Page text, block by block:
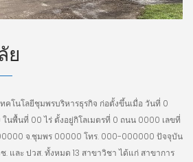
ย
คโนโลยีชุมพรบริหารธุรกิจ ก่อตั้งขึ้นเมื่อ วันที่ 0
นพื้นที่ 00 ไร่ ตั้งอยู่กิโลเมตรที่ 0 ถนน 0000 เลขที่
จ.ชุมพร 00000 โทร. 000-000000 ปัจจุบัน
. และ ปวส. ทั้งหมด 13 สาขาวิชา ได้แก่ สาขาการ